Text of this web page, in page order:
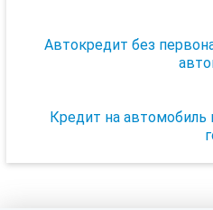
Автокредит без
Кредит на автомобиль